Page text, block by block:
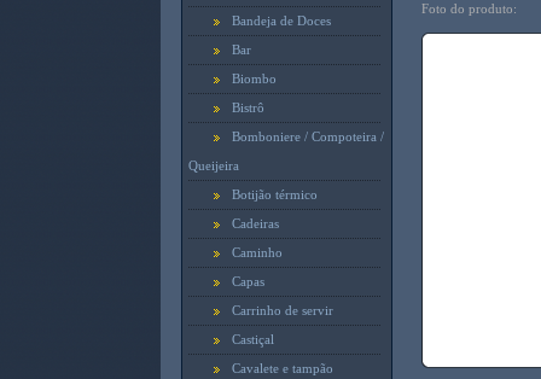
Bandeja de Doces
Bar
Biombo
Bistrô
Bomboniere / Compoteira /
Queijeira
Botijão térmico
Cadeiras
Caminho
Capas
Carrinho de servir
Castiçal
Cavalete e tampão
Foto do produto: